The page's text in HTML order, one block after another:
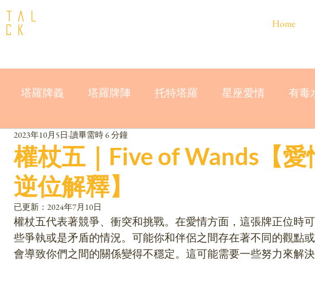
塔羅牌義 塔羅牌陣 托特塔羅 星座愛情 有毒
與MBTI16型人格
權杖五｜Five of Wands【
逆位解釋】
2023年10月5日 讀畢需時 6 分鐘
已更新： 2024年7月10日
權杖五代表著競爭、衝突和挑戰。在愛情方面，這張牌正位時
些爭執或是矛盾的情況。可能你和伴侶之間存在著不同的觀點
會導致你們之間的關係變得不穩定。這可能需要一些努力來解決
Home